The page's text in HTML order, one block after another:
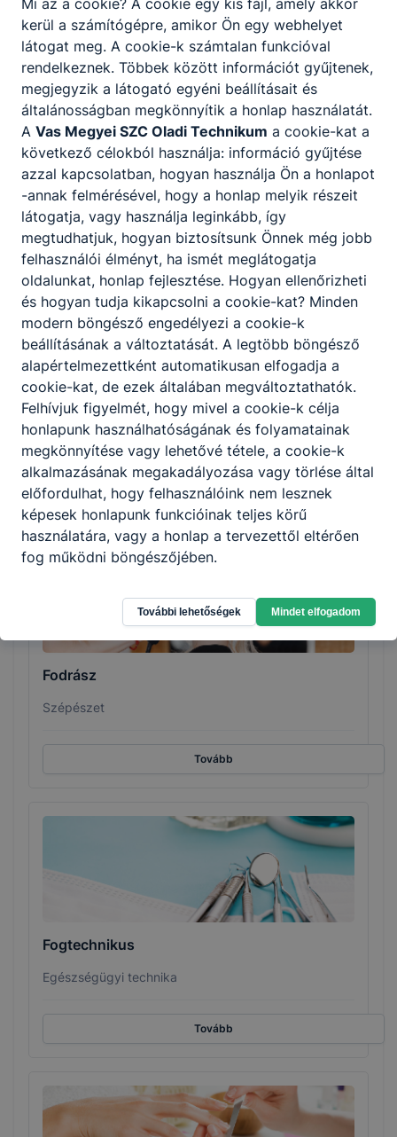
Divat-, jelmez- és díszlettervező
Kreatív
Tovább
Fitness-wellness instruktor
Sport
Tovább
Fodrász
Szépészet
Tovább
Fogtechnikus
Egészségügyi technika
Tovább
Mi az a cookie? A cookie egy kis fájl, amely akkor
kerül a számítógépre, amikor Ön egy webhelyet
látogat meg. A cookie-k számtalan funkcióval
rendelkeznek. Többek között információt gyűjtenek,
megjegyzik a látogató egyéni beállításait és
általánosságban megkönnyítik a honlap használatát.
A Vas Megyei SZC Oladi Technikum a cookie-kat a
következő célokból használja: információ gyűjtése
azzal kapcsolatban, hogyan használja Ön a honlapot
-annak felmérésével, hogy a honlap melyik részeit
látogatja, vagy használja leginkább, így
megtudhatjuk, hogyan biztosítsunk Önnek még jobb
felhasználói élményt, ha ismét meglátogatja
oldalunkat, honlap fejlesztése. Hogyan ellenőrizheti
és hogyan tudja kikapcsolni a cookie-kat? Minden
modern böngésző engedélyezi a cookie-k
beállításának a változtatását. A legtöbb böngésző
alapértelmezettként automatikusan elfogadja a
cookie-kat, de ezek általában megváltoztathatók.
Felhívjuk figyelmét, hogy mivel a cookie-k célja
honlapunk használhatóságának és folyamatainak
megkönnyítése vagy lehetővé tétele, a cookie-k
alkalmazásának megakadályozása vagy törlése által
előfordulhat, hogy felhasználóink nem lesznek
képesek honlapunk funkcióinak teljes körű
használatára, vagy a honlap a tervezettől eltérően
fog működni böngészőjében.
További lehetőségek Mindet elfogadom